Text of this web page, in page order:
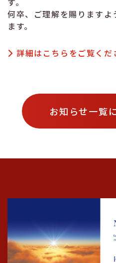
何卒、ご理解を賜ります
ます。
詳細はこちらをご覧くだ
お知らせ一覧